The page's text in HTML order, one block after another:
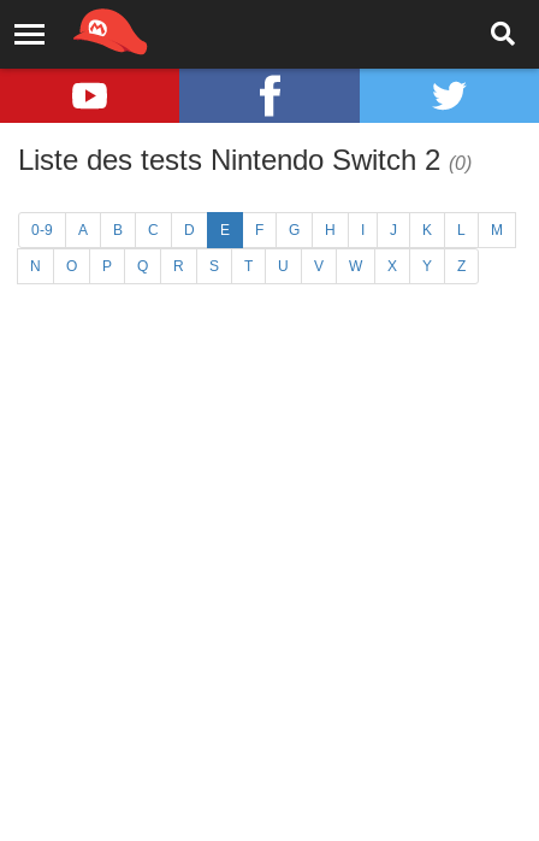
Liste des tests Nintendo Switch 2 (0)
0-9 A B C D E F G H J K L M
N O P Q R S T U V W X Y Z